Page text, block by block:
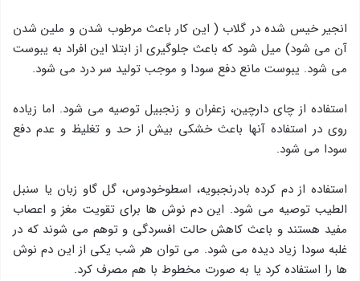
انجیر خیس شده در گلاب ( این کار باعث مرطوب شدن و ملین شدن
آن می شود) میل شود که باعث جلوگیری از ابتلا این افراد به یبوست
می شود. یبوست مانع دفع سودا و موجب تولید سر درد می شود.
استفاده از چای دارچین، زعفران و زنجبیل توصیه می شود. اما زیاده
روی در استفاده آنها باعث خشکی بیش از حد و تغلیظ و عدم دفع
سودا می شود.
استفاده از دم کرده بادرنجبویه، اسطوخودوس، گل گاو زبان یا سنبل
الطیب توصیه می شود. این دم نوش ها برای تقویت مغز و اعصاب
مفید هستند و باعث کاهش حالت افسردگی و توهم می شوند که در
غلبه سودا زیاد دیده می شود. می توان هر شب یکی از این دم نوش
ها را استفاده کرد یا به صورت مخطوط با هم مصرف کرد.